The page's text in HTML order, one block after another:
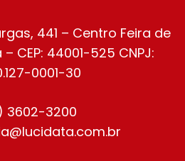
441 – Centro Feira de
CEP: 44001-525 CNPJ:
0001-30
3602-3200